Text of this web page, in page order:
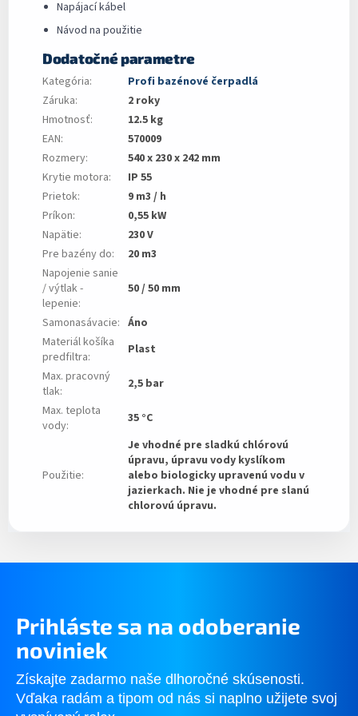
Napájací kábel
Návod na použitie
Dodatočné parametre
Kategória:
Profi bazénové čerpadlá
Záruka:
2 roky
Hmotnosť:
12.5 kg
EAN:
570009
Rozmery:
540 x 230 x 242 mm
Krytie motora:
IP 55
Prietok:
9 m3 / h
Príkon:
0,55 kW
Napätie:
230 V
Pre bazény do:
20 m3
Napojenie sanie
/ výtlak -
lepenie:
50 / 50 mm
Samonasávacie: Áno
Materiál košíka
predfiltra:
Plast
Max. pracovný
tlak:
2,5 bar
Max. teplota
vody: 35 °C
Použitie:
Je vhodné pre sladkú chlórovú
úpravu, úpravu vody kyslíkom
alebo biologicky upravenú vodu v
jazierkach. Nie je vhodné pre slanú
chlorovú úpravu.
Prihláste sa na odoberanie
noviniek
Získajte zadarmo naše dlhoročné skúsenosti.
Vďaka radám a tipom od nás si naplno užijete svoj